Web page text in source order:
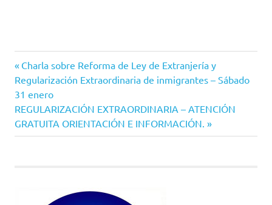
Navegación
de
entradas
Entrada
anterior:
Charla sobre Reforma de Ley de Extranjería y
Regularización Extraordinaria de inmigrantes – Sábado
31 enero
Siguiente
entrada:
REGULARIZACIÓN EXTRAORDINARIA – ATENCIÓN
GRATUITA ORIENTACIÓN E INFORMACIÓN.